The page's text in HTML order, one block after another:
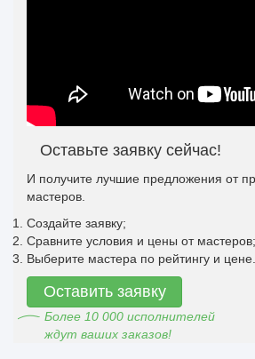
Оставьте заявку сейчас!
И получите лучшие предложения от
мастеров.
Создайте заявку;
Сравните условия и цены от мастеров;
Выберите мастера по рейтингу и цене.
Оставить заявку
Более 10 000 исполнителей
ждут ваших заказов!